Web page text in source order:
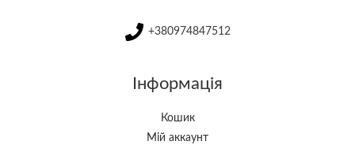
+380974847512
Інформація
Кошик
Мій аккаунт